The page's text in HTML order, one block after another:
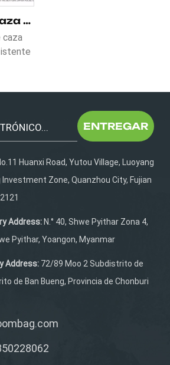
Mochila de caza impermeable y personalizada con camuflaje múltiple
caza
de
para
de
que Es
en
de
ENTREGAR
Huanxi Road, Yutou Village, Luoyang
Zone, Quanzhou City, Fujian
Address:N.° 40, Shwe Pyithar Zona 4,
Pyithar, Yoangon, Myanmar
Address:72/89 Moo 2 Subdistrito de
de Ban Bueng, Provincia de Chonburi